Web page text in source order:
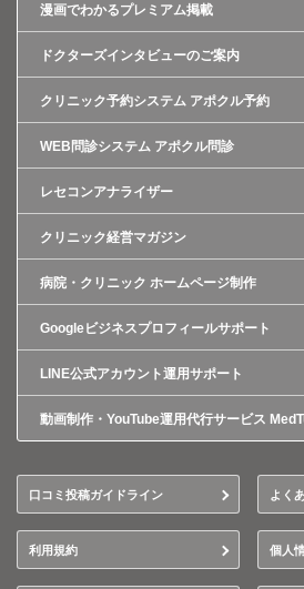
漫画でわかるプレミアム掲載
ドクターズインタビューのご案内
クリニック予約システム アポクル予約
WEB問診システム アポクル問診
レセコンアナライザー
クリニック経営マガジン
病院・クリニック ホームページ制作
Googleビジネスプロフィールサポート
LINE公式アカウント運用サポート
動画制作・YouTube運用代行サービス
口コミ投稿ガイドライン よく
利用規約 個人